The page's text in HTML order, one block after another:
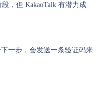
，但 KakaoTalk 有潜力成
一步，会发送一条验证码来